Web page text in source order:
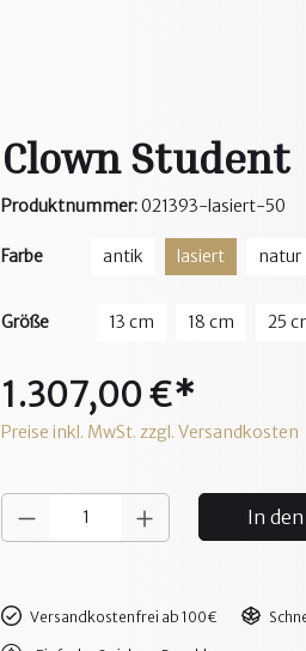
Clown Student
Produktnummer:021393-lasiert-50
Farbe antik lasiert natur
Größe 13 cm 18 cm 25
1.307,00 €*
Preise inkl. MwSt. zzgl. Versandkosten
In
Versandkostenfrei ab 100€